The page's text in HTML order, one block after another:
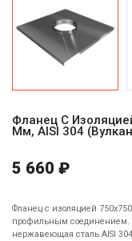
Фланец С
Мм, AISI 304
5 660 ₽
Фланец с изоляцией
профильным соединением.
нержавеющая сталь AISI